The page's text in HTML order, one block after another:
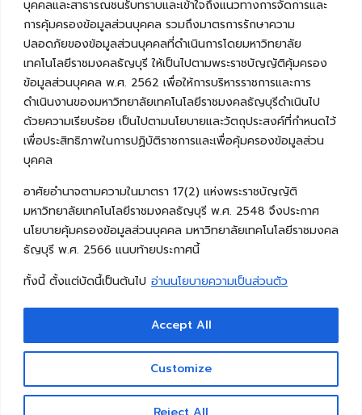
บุคคลและสาธารณชนรับทราบและเข้าใจถึงแนวทางการจัดการและ
การคุ้มครองข้อมูลส่วนบุคคล รวมถึงมาตรการรักษาความ
ปลอดภัยของข้อมูลส่วนบุคคลที่ดำเนินการโดยมหาวิทยาลัย
เทคโนโลยีราชมงคลธัญบุรี ให้เป็นไปตามพระราชบัญญัติคุ้มครอง
ข้อมูลส่วนบุคคล พ.ศ. 2562 เพื่อให้การบริหารราชการและการ
ดำเนินงานของมหาวิทยาลัยเทคโนโลยีราชมงคลธัญบุรีดำเนินไป
ด้วยความเรียบร้อย เป็นไปตามนโยบายและวัตถุประสงค์ที่กำหนดไว้
เพื่อประสิทธิภาพในการปฏิบัติราชการและเพื่อคุ้มครองข้อมูลส่วน
บุคคล
อาศัยอำนาจตามความในมาตรา 17(2) แห่งพระราชบัญญัติ
มหาวิทยาลัยเทคโนโลยีราชมงคลธัญบุรี พ.ศ. 2548 จึงประกาศ
นโยบายคุ้มครองข้อมูลส่วนบุคคล มหาวิทยาลัยเทคโนโลยีราชมงคล
ธัญบุรี พ.ศ. 2566 แนบท้ายประกาศนี้
ทั้งนี้ ตั้งแต่บัดนี้เป็นต้นไป อ่านนโยบายความเป็นส่วนตัว
Customize
Accept All
Copyright © 2026 คณะวิศวกรรมศาสตร์ มหาวิทยาลัย
เทคโนโลยีราชมงคลธัญบุรี